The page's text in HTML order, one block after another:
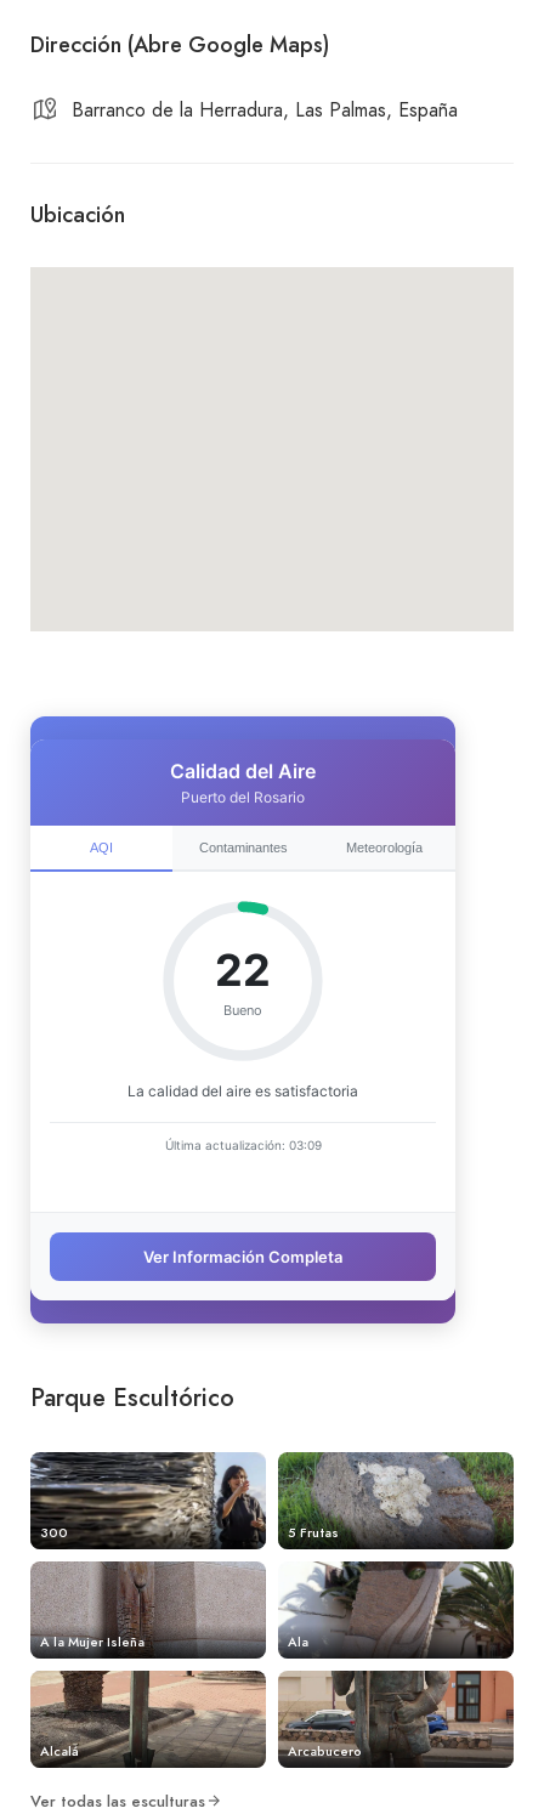
Dirección (Abre Google Maps)
Barranco de la Herradura, Las Palmas, España
Ubicación
Parque Escultórico
300 5 Frutas
A la Mujer Isleña Ala
Alcalá Arcabucero
Ver todas las esculturas